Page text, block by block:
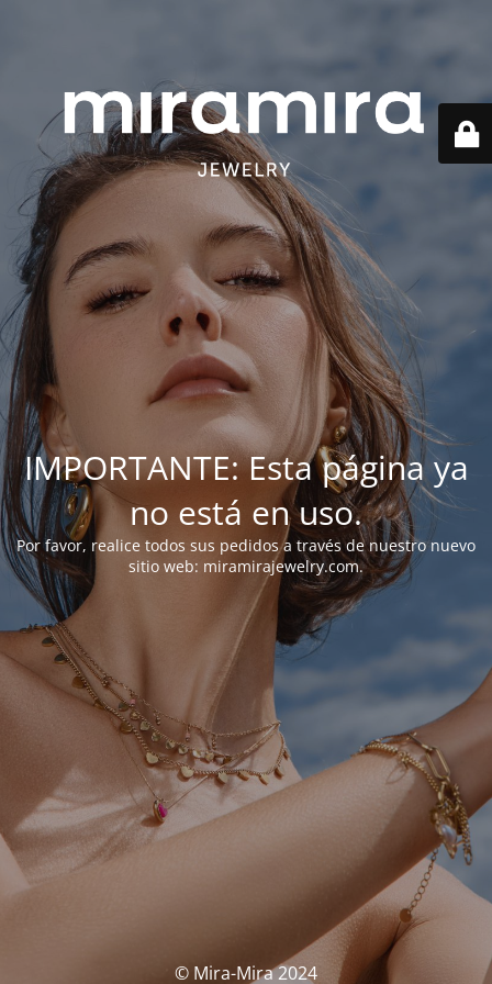
IMPORTANTE: Esta página ya
no está en uso.
Por favor, realice todos sus pedidos a través de nuestro nuevo
sitio web: miramirajewelry.com.
© Mira-Mira 2024